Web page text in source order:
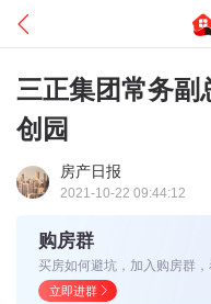
三正集团常务副
创园
房产日报
2021-10-22 09:44:12
购房群
买房如何避坑，加入购房群
立即进群